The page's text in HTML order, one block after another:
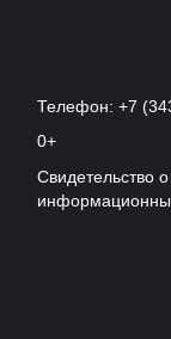
Телефон: +7
0+
Свидетельство